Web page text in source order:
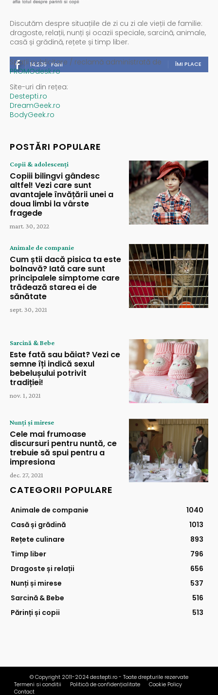
Discutăm despre situațiile de zi cu zi ale vieții de familie:
dragoste, relații, nunți și ocazii speciale, sarcină, animale,
casă și grădină, rețete și timp liber.
14,235 Fani ÎMI PLACE
Spații publicitare / reclamă administrată de
PROMOdesk.ro
Site-uri din rețea:
Destepti.ro
DreamGeek.ro
BodyGeek.ro
POSTĂRI POPULARE
Copii & adolescenți
Copiii bilingvi gândesc
altfel! Vezi care sunt
avantajele învățării unei a
doua limbi la vârste
fragede
mart. 30, 2022
Animale de companie
Cum știi dacă pisica ta este
bolnavă? Iată care sunt
principalele simptome care
trădează starea ei de
sănătate
sept. 30, 2021
Sarcină & Bebe
Este fată sau băiat? Vezi ce
semne îți indică sexul
bebelușului potrivit
tradiției!
nov. 1, 2021
Nunți și mirese
Cele mai frumoase
discursuri pentru nuntă, ce
trebuie să spui pentru a
impresiona
dec. 27, 2021
CATEGORII POPULARE
Animale de companie
1040
Casă și grădină
1013
Rețete culinare
893
Timp liber
796
Dragoste și relații
656
Nunți și mirese
537
Sarcină & Bebe
516
Părinți și copii
513
© Copyright 2011-2024 destepti.ro - Toate drepturile rezervate
Termeni si conditii
Politică de confidențialitate
Cookie Policy
Contact